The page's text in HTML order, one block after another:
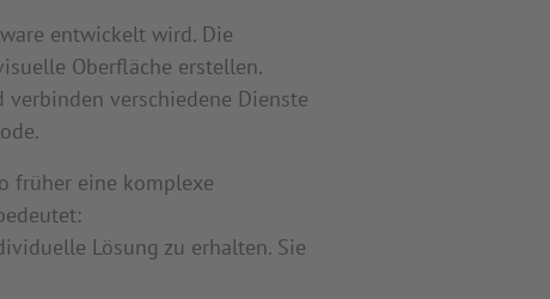
entwickelt wird. Die
Oberfläche erstellen.
verschiedene Dienste
früher eine komplexe
Lösung zu erhalten. Sie